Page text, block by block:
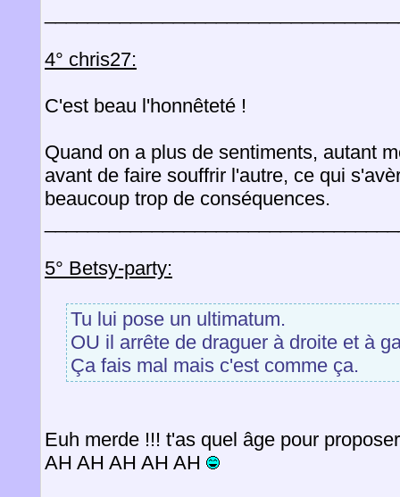
4° chris27:
C'est beau l'honnêteté !
Quand on a plus de sentiments, autant
avant de faire souffrir l'autre, ce qui
beaucoup trop de conséquences.
5° Betsy-party:
Tu lui pose un ultimatum.
OU il arrête de draguer à droite et à
Ça fais mal mais c'est comme ça.
Euh merde !!! t'as quel âge pour
AH AH AH AH AH